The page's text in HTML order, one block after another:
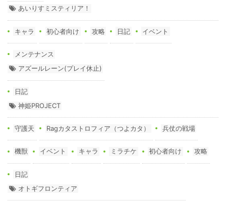
あいりすミスティリア！
キャラ 初心者向け 攻略 日記 イベント
メンテナンス
アズールレーン(プレイ休止)
日記
神姫PROJECT
守護天 Ragカタストロフィア（つよカタ） 兵仗の戦場
機獣 イベント キャラ ミラチケ 初心者向け 攻略
日記
オトギフロンティア